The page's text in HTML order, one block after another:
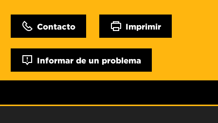
Contacto Imprimir
Informar de un problema